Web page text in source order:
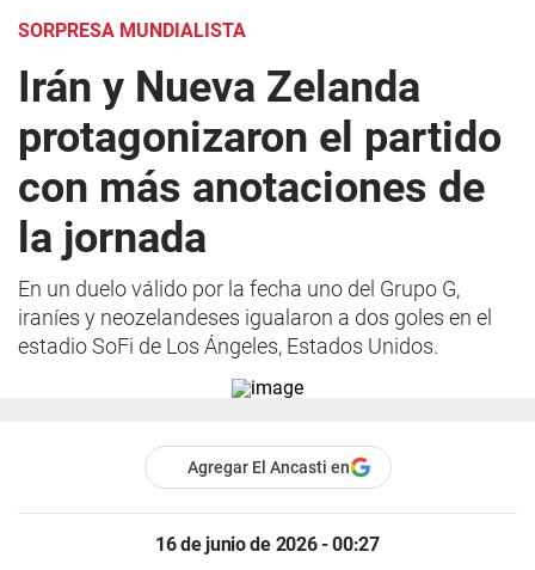
SORPRESA MUNDIALISTA
Irán y Nueva Zelanda
protagonizaron el partido
con más anotaciones de
la jornada
En un duelo válido por la fecha uno del Grupo G,
iraníes y neozelandeses igualaron a dos goles en el
estadio SoFi de Los Ángeles, Estados Unidos.
Agregar El Ancasti en
16 de junio de 2026 - 00:27